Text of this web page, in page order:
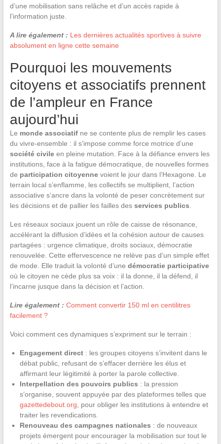
d’une mobilisation sans relâche et d’un accès rapide à
l’information juste.
A lire également : Les dernières actualités sportives à suivre
absolument en ligne cette semaine
Pourquoi les mouvements
citoyens et associatifs prennent
de l’ampleur en France
aujourd’hui
Le monde associatifne se contente plus de remplir les cases
du vivre-ensemble : il s’impose comme force motrice d’une
société civileen pleine mutation. Face à la défiance envers les
institutions, face à la fatigue démocratique, de nouvelles formes
de participation citoyennevoient le jour dans l’Hexagone. Le
terrain local s’enflamme, les collectifs se multiplient, l’action
associative s’ancre dans la volonté de peser concrètement sur
les décisions et de pallier les failles des services publics
Les réseaux sociaux jouent un rôle de caisse de résonance,
accélérant la diffusion d’idées et la cohésion autour de causes
partagées : urgence climatique, droits sociaux, démocratie
renouvelée. Cette effervescence ne relève pas d’un simple effet
de mode. Elle traduit la volonté d’une démocratie participative
où le citoyen ne cède plus sa voix : il la donne, il la défend, il
l’incarne jusque dans la décision et l’action.
Lire également : Comment convertir 150 ml en centilitres
facilement ?
Voici comment ces dynamiques s’expriment sur le terrain :
Engagement direct: les groupes citoyens s’invitent dans le
débat public, refusant de s’effacer derrière les élus et
affirmant leur légitimité à porter la parole collective.
Interpellation des pouvoirs publics : la pression
s’organise, souvent appuyée par des plateformes telles que
gazettedebout.org , pour obliger les institutions à entendre et
traiter les revendications.
Renouveau des campagnes nationales : de nouveaux
projets émergent pour encourager la mobilisation sur tout le